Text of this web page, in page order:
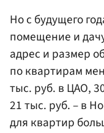
Но с будущего
помещение и
адрес и размер
по квартирам
тыс. руб. в ЦАО,
21 тыс. руб. – в
для квартир